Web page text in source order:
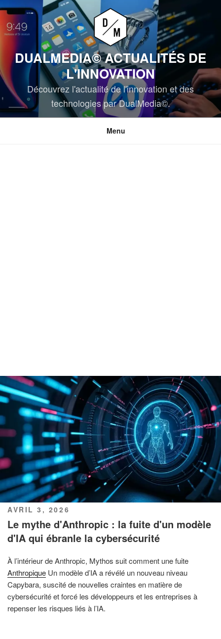
Aller
au
contenu
DUALMEDIA© ACTUALITÉS DE
L'INNOVATION
Découvrez l'actualité de l'innovation et des
technologies par DualMedia©.
Menu
PUBLIÉ
LE
AVRIL 3, 2026
Le mythe d'Anthropic : la fuite d'un modèle
d'IA qui ébranle la cybersécurité
À l’intérieur de Anthropic, Mythos suit comment une fuite
Anthropique Un modèle d’IA a révélé un nouveau niveau
Capybara, suscité de nouvelles craintes en matière de
cybersécurité et forcé les développeurs et les entreprises à
repenser les risques liés à l’IA.